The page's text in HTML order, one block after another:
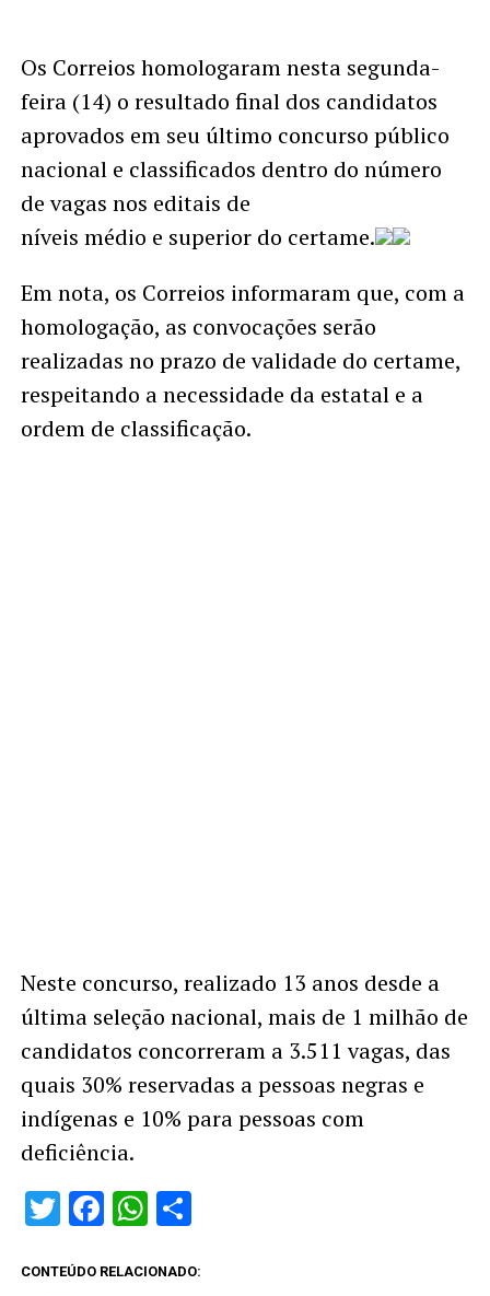
Os Correios homologaram nesta segunda-
feira (14) o resultado final dos candidatos
aprovados em seu último concurso público
nacional e classificados dentro do número
de vagas nos editais de
níveis médio e superior do certame.
Em nota, os Correios informaram que, com a
homologação, as convocações serão
realizadas no prazo de validade do certame,
respeitando a necessidade da estatal e a
ordem de classificação.
Neste concurso, realizado 13 anos desde a
última seleção nacional, mais de 1 milhão de
candidatos concorreram a 3.511 vagas, das
quais 30% reservadas a pessoas negras e
indígenas e 10% para pessoas com
deficiência.
Twitter
Facebook
WhatsApp
Share
CONTEÚDO RELACIONADO: